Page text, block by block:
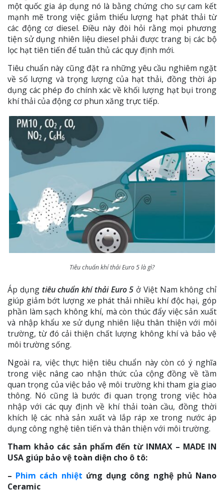
một quốc gia áp dụng nó là bằng chứng cho sự cam kết
mạnh mẽ trong việc giảm thiểu lượng hạt phát thải từ
các động cơ diesel. Điều này đòi hỏi rằng mọi phương
tiện sử dụng nhiên liệu diesel phải được trang bị các bộ
lọc hạt tiên tiến để tuân thủ các quy định mới.
Tiêu chuẩn này cũng đặt ra những yêu cầu nghiêm ngặt
về số lượng và trọng lượng của hạt thải, đồng thời áp
dụng các phép đo chính xác về khối lượng hạt bụi trong
khí thải của động cơ phun xăng trực tiếp.
Tiêu chuẩn khí thải Euro 5 là gì?
Áp dụngtiêu chuẩn khí thải Euro 5 ở Việt Nam không chỉ
giúp giảm bớt lượng xe phát thải nhiều khí độc hại, góp
phần làm sạch không khí, mà còn thúc đẩy việc sản xuất
và nhập khẩu xe sử dụng nhiên liệu thân thiện với môi
trường, từ đó cải thiện chất lượng không khí và bảo vệ
môi trường sống.
Ngoài ra, việc thực hiện tiêu chuẩn này còn có ý nghĩa
trong việc nâng cao nhận thức của cộng đồng về tầm
quan trọng của việc bảo vệ môi trường khi tham gia giao
thông. Nó cũng là bước đi quan trọng trong việc hòa
nhập với các quy định về khí thải toàn cầu, đồng thời
khích lệ các nhà sản xuất và lắp ráp xe trong nước áp
dụng công nghệ tiên tiến và thân thiện với môi trường.
Tham khảo các sản phẩm đến từ INMAX – MADE IN
USA giúp bảo vệ toàn diện cho ô tô:
– Phim cách nhiệt ứng dụng công nghệ phủ Nano
Ceramic